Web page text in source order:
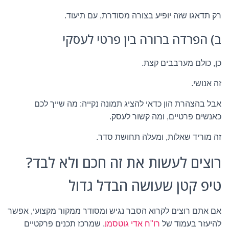
רק תדאגו שזה יופיע בצורה מסודרת, עם תיעוד.
ב) הפרדה ברורה בין פרטי לעסקי
כן, כולם מערבבים קצת.
זה אנושי.
אבל בהצהרת הון כדאי להציג תמונה נקייה: מה שייך לכם
כאנשים פרטיים, ומה קשור לעסק.
זה מוריד שאלות, ומעלה תחושת סדר.
רוצים לעשות את זה חכם ולא לבד?
טיפ קטן שעושה הבדל גדול
אם אתם רוצים לקרוא הסבר נגיש ומסודר ממקור מקצועי, אפשר
להיעזר בעמוד של רו"ח אדי גוטסמן, שמרכז תכנים פרקטיים